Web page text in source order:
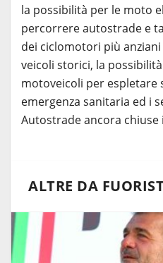
la possibilità per le moto
percorrere autostrade e
dei ciclomotori più
veicoli storici, la
motoveicoli per espletare
emergenza sanitaria ed i
Autostrade ancora chiuse
ALTRE DA